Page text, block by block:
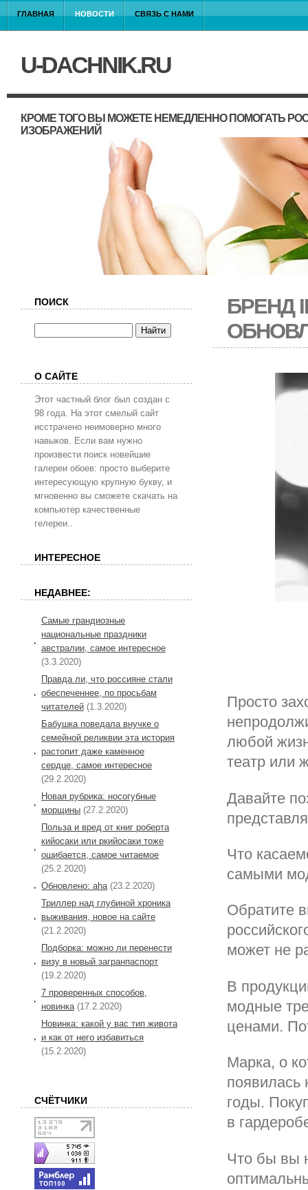
ГЛАВНАЯ НОВОСТИ СВЯЗЬ С НАМИ
U-DACHNIK.RU
КРОМЕ ТОГО ВЫ МОЖЕТЕ НЕМЕДЛЕННО ПОМОГАТЬ
ИЗОБРАЖЕНИЙ
БРЕНД
Просто
любой
театр или
Давайте
Что
самыми
Обратите
может не
В
модные
ценами.
Марка, о
появилась
годы.
в
Что бы вы
ПОИСК
О САЙТЕ
Этот частный блог был создан с
98 года. На этот смелый сайт
исстрачено неимоверно много
навыков. Если вам нужно
произвести поиск новейшие
галереи обоев: просто выберите
интересующую крупную букву, и
мгновенно вы сможете скачать на
компьютер качественные
гелереи..
ИНТЕРЕСНОЕ
НЕДАВНЕЕ:
Самые грандиозные
национальные праздники
австралии, самое интересное
(3.3.2020)
Правда ли, что россияне стали
обеспеченнее, по просьбам
читателей (1.3.2020)
Бабушка поведала внучке о
семейной реликвии эта история
растопит даже каменное
сердце, самое интересное
(29.2.2020)
Новая рубрика: носогубные
морщины (27.2.2020)
Польза и вред от книг роберта
кийосаки или ркийосаки тоже
ошибается, самое читаемое
(25.2.2020)
Обновлено: aha (23.2.2020)
Триллер над глубиной хроника
выживания, новое на сайте
(21.2.2020)
Подборка: можно ли перенести
визу в новый загранпаспорт
(19.2.2020)
7 проверенных способов,
новинка (17.2.2020)
Новинка: какой у вас тип живота
и как от него избавиться
(15.2.2020)
СЧЁТЧИКИ